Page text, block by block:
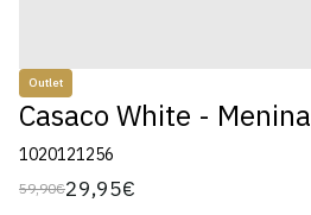
Outlet
Casaco White - Menina
1020121256
Preço
59,90€
Preço
29,95€